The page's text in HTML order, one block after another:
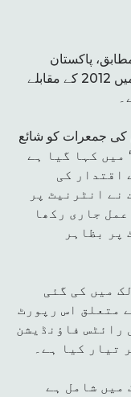
پاکستان
انٹرنیٹ کی آزادی سے متعلق درجہ بندی میں 2012 کے مقابلے
کی جمعرات کو شائع
ہونے والی رپورٹ ’انٹرنیٹ پر آزادی 2013‘ میں کہا گیا ہے
اقتدار کی
نے انٹرنیٹ پر
جاری رکھا
پر بظاہر
سالانہ رپورٹ 60 ممالک میں کی گئی
متعلق اس رپورٹ
رائٹس فاؤنڈیشن
تیار کیا ہے۔
پاکستان ان 34 ممالک میں شامل ہے